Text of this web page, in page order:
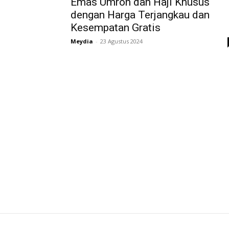
dengan Harga Terjangkau dan
Kesempatan Gratis
Meydia - 23 Agustus 2024